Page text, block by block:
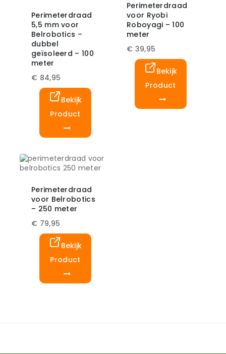
Perimeterdraad
5,5 mm voor
Belrobotics –
dubbel
geïsoleerd – 100
meter
€ 84,95
Bekijk
Product
Perimeterdraad
voor Ryobi
Roboyagi – 100
meter
€ 39,95
Bekijk
Product
Perimeterdraad
voor Belrobotics
– 250 meter
€ 79,95
Bekijk
Product